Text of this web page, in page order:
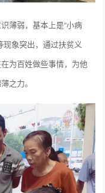
薄弱，基本上是“小病
现象突出，通过扶贫义
为百姓做些事情，为他
薄之力。